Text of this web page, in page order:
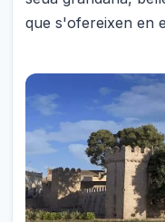
que s'ofereixen en